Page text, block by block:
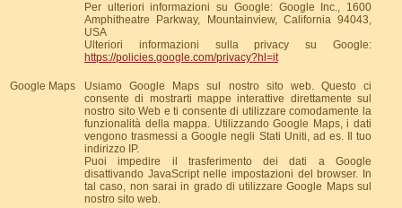
Per ulteriori informazioni su Google: Google Inc., 1600
Amphitheatre Parkway, Mountainview, California 94043,
USA
Ulteriori informazioni sulla privacy su Google:
https://policies.google.com/privacy?hl=it
Google Maps
Usiamo Google Maps sul nostro sito web. Questo ci
consente di mostrarti mappe interattive direttamente sul
nostro sito Web e ti consente di utilizzare comodamente la
funzionalità della mappa. Utilizzando Google Maps, i dati
vengono trasmessi a Google negli Stati Uniti, ad es. Il tuo
indirizzo IP.
Puoi impedire il trasferimento dei dati a Google
disattivando JavaScript nelle impostazioni del browser. In
tal caso, non sarai in grado di utilizzare Google Maps sul
nostro sito web.